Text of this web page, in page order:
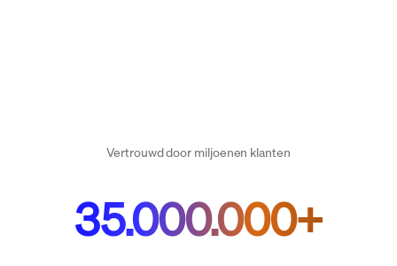
Vertrouwd door miljoenen klanten
35.000.000+